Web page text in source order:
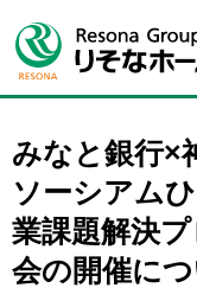
みなと銀行×
ソーシアム
業課題解決
会の開催に